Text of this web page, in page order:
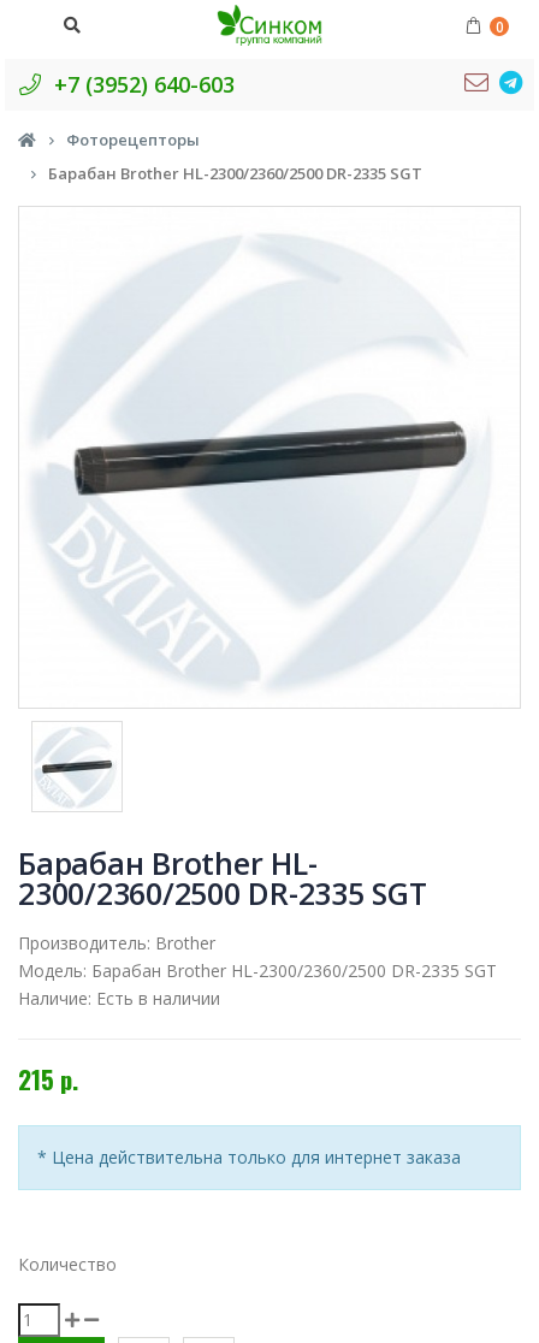
0
+7 (3952) 640-603
Фоторецепторы
Барабан Brother HL-2300/2360/2500 DR-2335 SGT
Барабан Brother HL-
2300/2360/2500 DR-2335 SGT
Производитель: Brother
Модель: Барабан Brother HL-2300/2360/2500 DR-2335 SGT
Наличие: Есть в наличии
215 р.
* Цена действительна только для интернет заказа
Количество